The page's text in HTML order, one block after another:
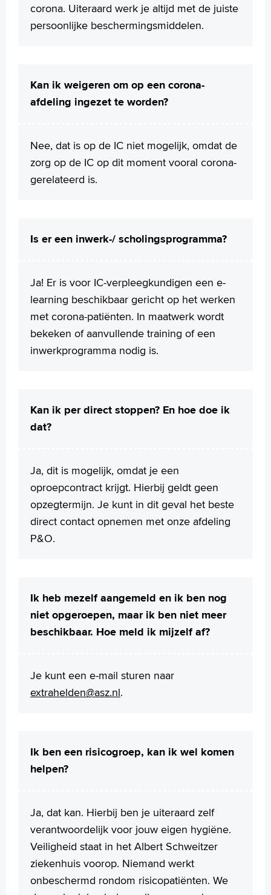
corona. Uiteraard werk je altijd met de juiste
persoonlijke beschermingsmiddelen.
Kan ik weigeren om op een corona-
afdeling ingezet te worden?
Nee, dat is op de IC niet mogelijk, omdat de
zorg op de IC op dit moment vooral corona-
gerelateerd is.
Is er een inwerk-/ scholingsprogramma?
Ja! Er is voor IC-verpleegkundigen een e-
learning beschikbaar gericht op het werken
met corona-patiënten. In maatwerk wordt
bekeken of aanvullende training of een
inwerkprogramma nodig is.
Kan ik per direct stoppen? En hoe doe ik
dat?
Ja, dit is mogelijk, omdat je een
oproepcontract krijgt. Hierbij geldt geen
opzegtermijn. Je kunt in dit geval het beste
direct contact opnemen met onze afdeling
P&O.
Ik heb mezelf aangemeld en ik ben nog
niet opgeroepen, maar ik ben niet meer
beschikbaar. Hoe meld ik mijzelf af?
Je kunt een e-mail sturen naar
extrahelden@asz.nl.
Ik ben een risicogroep, kan ik wel komen
helpen?
Ja, dat kan. Hierbij ben je uiteraard zelf
verantwoordelijk voor jouw eigen hygiëne.
Veiligheid staat in het Albert Schweitzer
ziekenhuis voorop. Niemand werkt
onbeschermd rondom risicopatiënten. We